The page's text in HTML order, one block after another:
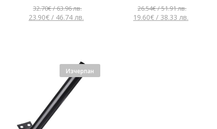
32.70€/ 63.96 лв.
23.90€ / 46.74 лв.
26.54€/ 51.91 лв.
19.60€ / 38.33 лв.
Изчерпан